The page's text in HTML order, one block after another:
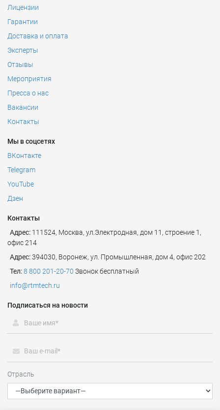
Лицензии
Гарантии
Доставка и оплата
Эксперты
Отзывы
Мероприятия
Пресса о нас
Вакансии
Контакты
Мы в соцсетях
ВКонтакте
Telegram
YouTube
Дзен
Контакты
Адрес: 111524, Москва, ул.Электродная, дом 11, строение 1,
офис 214
Адрес:394030, Воронеж, ул. Промышленная, дом 4, офис 202
Тел:8 800 201-20-70 Звонок бесплатный
info@rtmtech.ru
Подписаться на новости
Отрасль